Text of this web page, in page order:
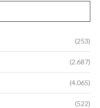
(253)
(2.687)
(4.065)
(522)